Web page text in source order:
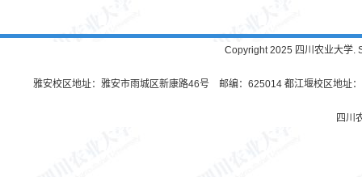
Copyright 2025 四川农业大学.
雅安校区地址：雅安市雨城区新康路46号 邮编：625014 都江堰校区地址
四川